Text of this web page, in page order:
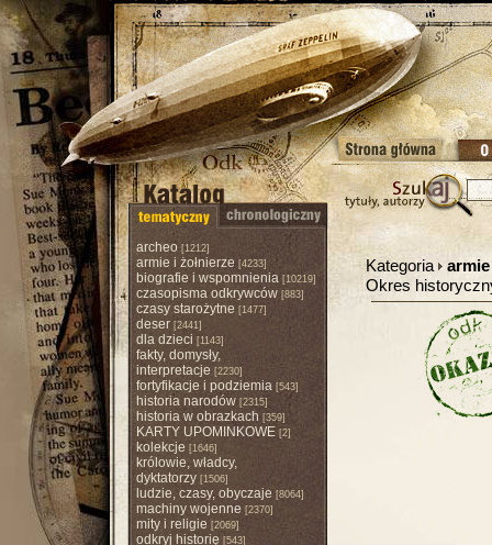
archeo [1212]
armie i żołnierze [4233]
biografie i wspomnienia[10219]
czasopisma odkrywców[883]
czasy starożytne [1477]
deser[2441]
dla dzieci [1143]
fakty, domysły,
interpretacje [2230]
fortyfikacje i podziemia[543]
historia narodów[2315]
historia w obrazkach [359]
KARTY UPOMINKOWE[2]
kolekcje [1646]
królowie, władcy,
dyktatorzy[1506]
ludzie, czasy, obyczaje [8064]
machiny wojenne [2370]
mity i religie [2069]
odkryj historię[543]
Kategoria
armie
Okres